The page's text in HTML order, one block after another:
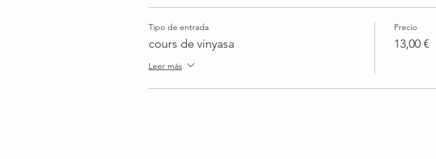
Tipo de entrada
cours de vinyasa
Leer más
Precio
13,00 €